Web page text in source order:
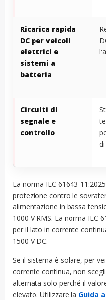
Ricarica rapida
DC per veicoli
elettrici e
sistemi a
batteria
Circuiti di
segnale e
controllo
La norma IEC 61643-
protezione contro le
alimentazione in bassa
1000 V RMS. La norma IEC
per il lato in corrente
1500 V DC.
Se il sistema è solare, per
corrente continua, non
alternata solo perché il
elevato. Utilizzare la Guida